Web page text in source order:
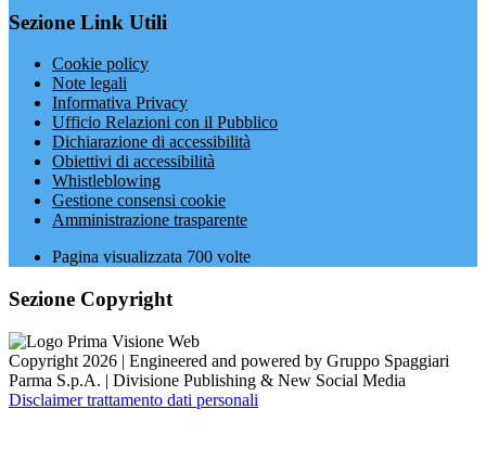
Sezione Link Utili
Cookie policy
Note legali
Informativa Privacy
Ufficio Relazioni con il Pubblico
Dichiarazione di accessibilità
Obiettivi di accessibilità
Whistleblowing
Gestione consensi cookie
Amministrazione trasparente
Pagina visualizzata 700 volte
Sezione Copyright
Copyright 2026 | Engineered and powered by Gruppo Spaggiari
Parma S.p.A. | Divisione Publishing & New Social Media
Disclaimer trattamento dati personali